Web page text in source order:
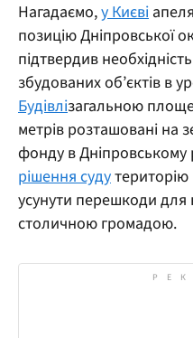
Нагадаємо,у Києві
позицію Дніпровської
підтвердив
збудованих об’єктів в
Будівлізагальною
метрів розташовані на
фонду в Дніпровському
рішення суду
усунути перешкоди
столичною громадою.